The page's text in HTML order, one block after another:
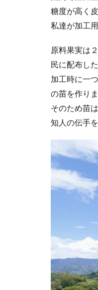
糖度が高く
私達が加工
原料果実は
民に配布し
加工時に一
の苗を作りま
そのため苗
知人の伝手